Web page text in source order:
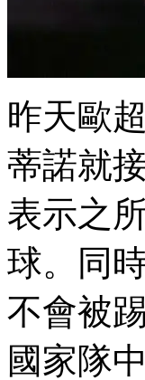
昨天歐
蒂諾就
表示之所
球。
不會被
國家隊中